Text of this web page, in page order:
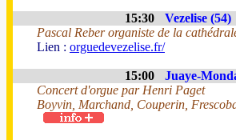
15:30
Vezelise (54)
Pascal Reber organiste de la
Lien : orguedevezelise.fr/
15:00 Juaye-
Concert d'orgue par Henri Paget
Boyvin, Marchand, Couperin,